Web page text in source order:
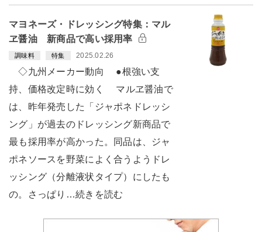
マヨネーズ・ドレッシング特集：マル
ヱ醤油 新商品で高い採用率
調味料 特集 2025.02.26
◇九州メーカー動向 ●根強い支
持、価格改定時に効く マルヱ醤油で
は、昨年発売した「ジャポネドレッシ
ング」が過去のドレッシング新商品で
最も採用率が高かった。同品は、ジャ
ポネソースを野菜によく合うようドレ
ッシング（分離液状タイプ）にしたも
の。さっぱり…続きを読む